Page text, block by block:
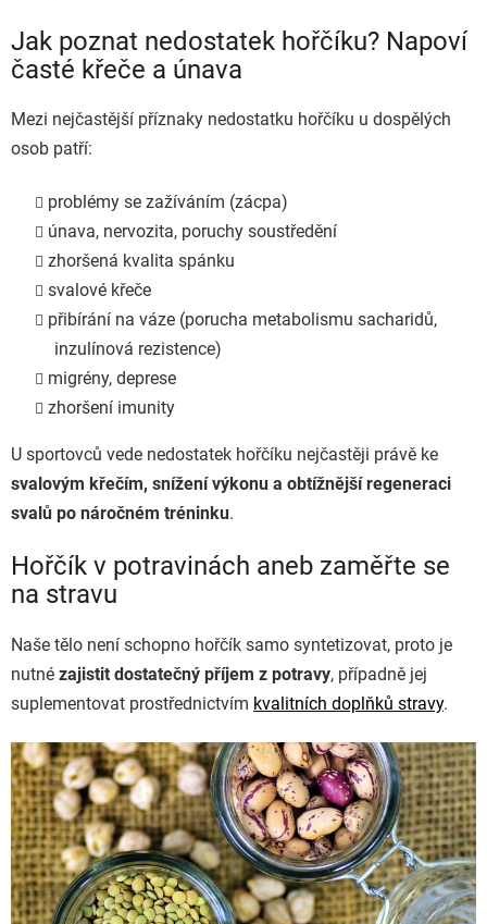
Jak poznat nedostatek hořčíku? Napoví
časté křeče a únava
Mezi nejčastější příznaky nedostatku hořčíku u dospělých
osob patří:
problémy se zažíváním (zácpa)
únava, nervozita, poruchy soustředění
zhoršená kvalita spánku
svalové křeče
přibírání na váze (porucha metabolismu sacharidů,
inzulínová rezistence)
migrény, deprese
zhoršení imunity
U sportovců vede nedostatek hořčíku nejčastěji právě ke
svalovým křečím, snížení výkonu a obtížnější regeneraci
svalů po náročném tréninku.
Hořčík v potravinách aneb zaměřte se
na stravu
Naše tělo není schopno hořčík samo syntetizovat, proto je
nutné zajistit dostatečný příjem z potravy, případně jej
suplementovat prostřednictvím kvalitních doplňků stravy.